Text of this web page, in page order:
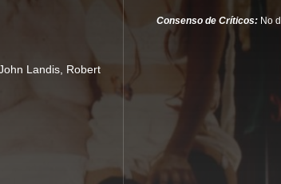
Landis Robert
Consenso de Críticos: No